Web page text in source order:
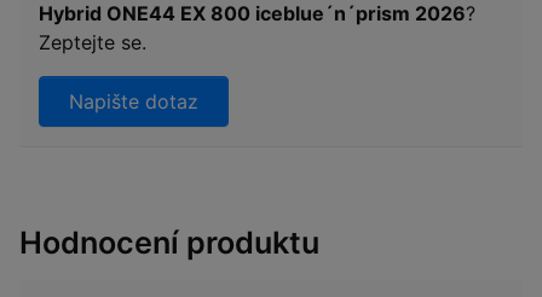
Hybrid ONE44 EX 800 iceblue´n´prism 2026?
Zeptejte se.
Napište dotaz
Hodnocení produktu